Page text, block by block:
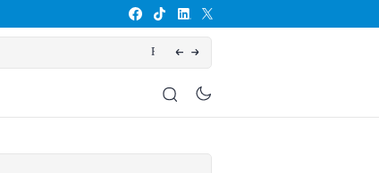
Kesehatan untuk Warga 4 Desa